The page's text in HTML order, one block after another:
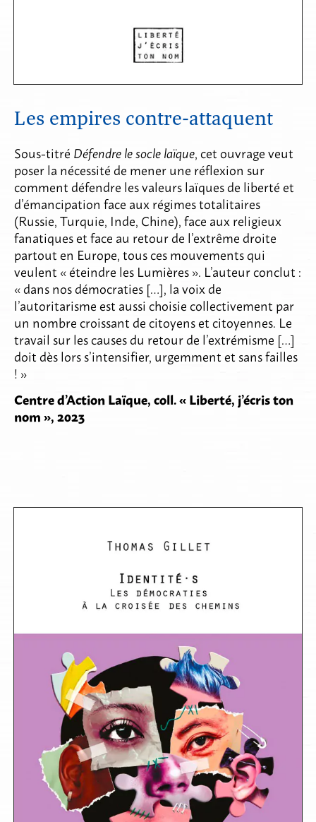
Les empires contre-attaquent
Sous-titré Défendre le socle laïque, cet ouvrage veut
poser la nécessité de mener une réflexion sur
comment défendre les valeurs laïques de liberté et
d’émancipation face aux régimes totalitaires
(Russie, Turquie, Inde, Chine), face aux religieux
fanatiques et face au retour de l’extrême droite
partout en Europe, tous ces mouvements qui
veulent « éteindre les Lumières ». L’auteur conclut :
« dans nos démocraties […], la voix de
l’autoritarisme est aussi choisie collectivement par
un nombre croissant de citoyens et citoyennes. Le
travail sur les causes du retour de l’extrémisme […]
doit dès lors s’intensifier, urgemment et sans failles
! »
Centre d’Action Laïque, coll. « Liberté, j’écris ton
nom », 2023